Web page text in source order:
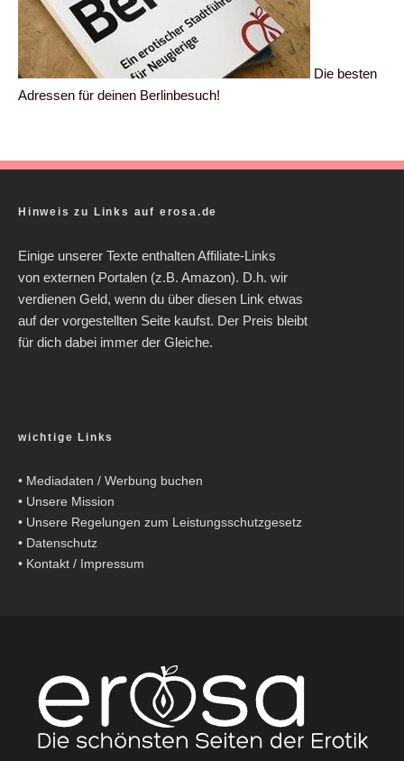
Die besten
Adressen für deinen Berlinbesuch!
Hinweis zu Links auf erosa.de
Einige unserer Texte enthalten Affiliate-Links
von externen Portalen (z.B. Amazon). D.h. wir
verdienen Geld, wenn du über diesen Link etwas
auf der vorgestellten Seite kaufst. Der Preis bleibt
für dich dabei immer der Gleiche.
wichtige Links
• Mediadaten / Werbung buchen
• Unsere Mission
• Unsere Regelungen zum Leistungsschutzgesetz
• Datenschutz
• Kontakt / Impressum